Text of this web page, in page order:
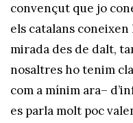
convençut que jo
els catalans
mirada des de dalt,
nosaltres ho tenim
com a mínim ara–
es parla molt poc